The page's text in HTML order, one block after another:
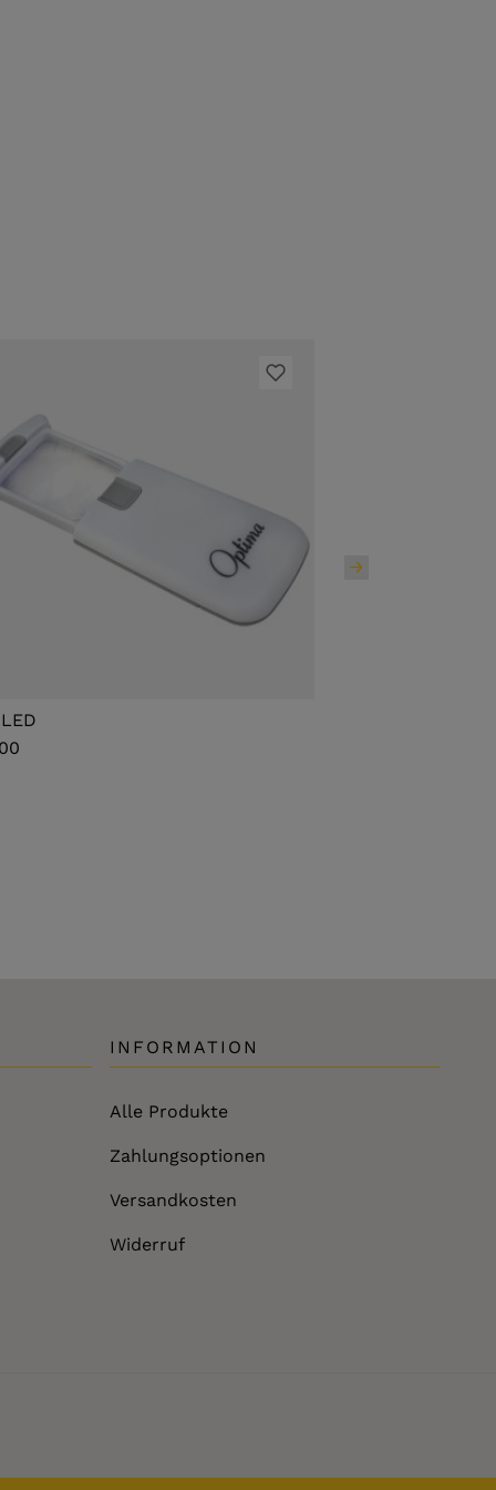
INFORMATION
Alle Produkte
Zahlungsoptionen
Versandkosten
Widerruf